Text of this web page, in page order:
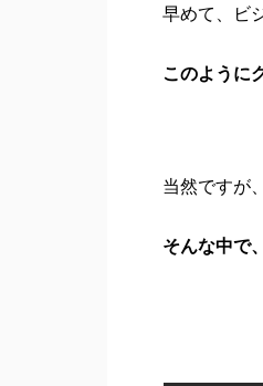
早めて、ビ
このように
当然ですが
そんな中で、